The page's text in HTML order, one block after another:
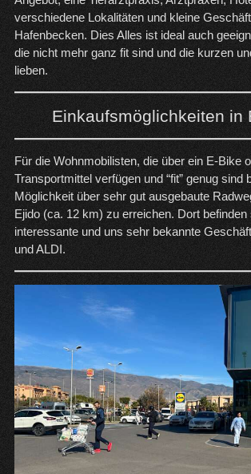
verschiedene Lokalitäten und kleine
Hafenbecken. Dies Alles ist ideal auch
die nicht mehr ganz fit sind und die kurzen
lieben.
Einkaufsmöglichkeiten in
Für die Wohnmobilisten, die über ein E-Bike
Transportmittel verfügen und “fit” genug sind
Möglichkeit über sehr gut ausgebaute
Ejido (ca. 12 km) zu erreichen. Dort befinden
interessante und uns sehr bekannte
und ALDI.